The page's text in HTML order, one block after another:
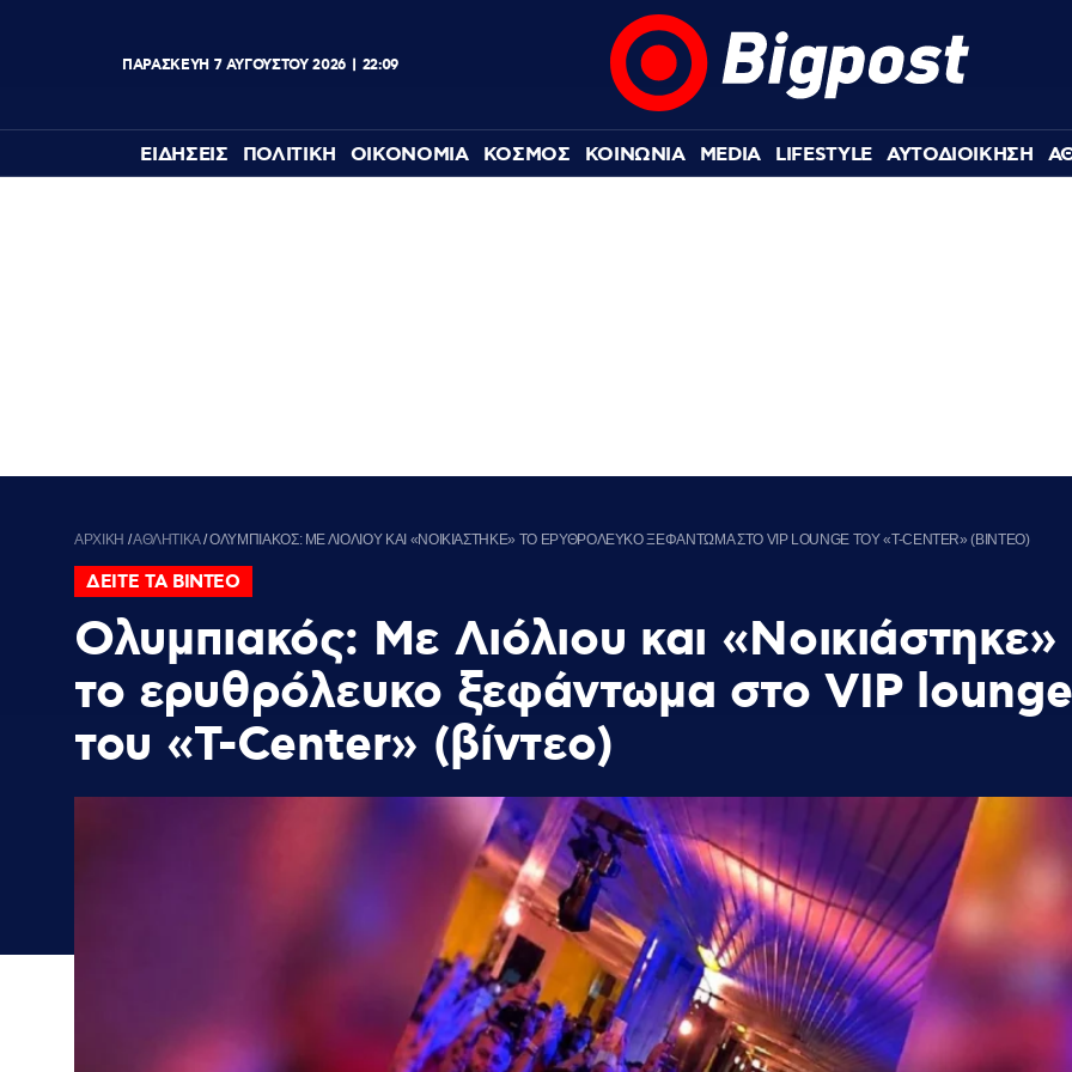
ΠΑΡΑΣΚΕΥΉ 7 ΑΥΓΟΎΣΤΟΥ 2026 22:09
ΕΙΔΗΣΕΙΣ ΠΟΛΙΤΙΚΗ ΟΙΚΟΝΟΜΙΑ ΚΟΣΜΟΣ ΚΟΙΝΩΝΙΑ MEDIA LIFESTYLE ΑΥΤΟΔΙΟΙΚΗΣΗ
ΑΡΧΙΚΗ /ΑΘΛΗΤΙΚΑ/ΟΛΥΜΠΙΑΚΟΣ: ΜΕ ΛΙΟΛΙΟΥ ΚΑΙ «ΝΟΙΚΙΑΣΤΗΚΕ» ΤΟ ΕΡΥΘΡΟΛΕΥΚΟ ΞΕΦΑΝΤΩΜΑ ΣΤΟ VIP LOUNGE ΤΟΥ «T-CENTER» (ΒΙΝΤΕΟ)
ΔΕΙΤΕ ΤΑ ΒΙΝΤΕΟ
Ολυμπιακός: Με Λιόλιου και «Νοικιάστηκε»
το ερυθρόλευκο ξεφάντωμα στο VIP lounge
του «T-Center» (βίντεο)